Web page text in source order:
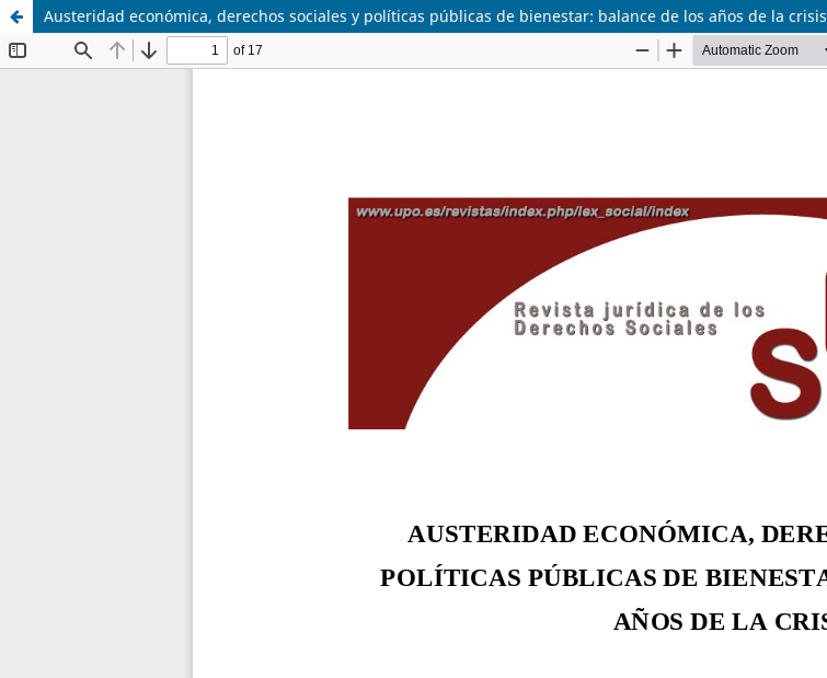
Austeridad económica, derechos sociales y políticas públicas de bienestar: balance de los años de la crisis